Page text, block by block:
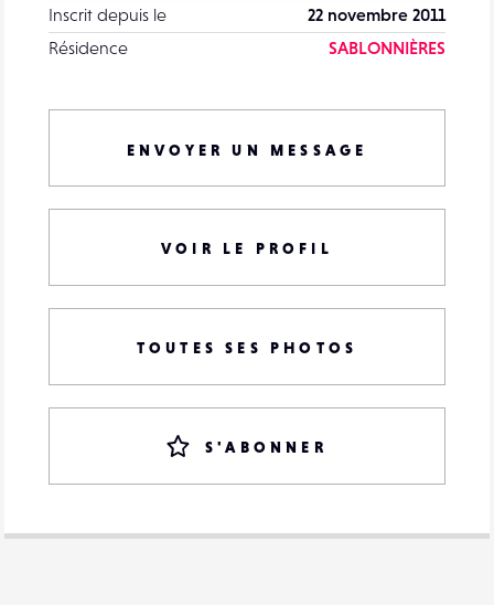
Inscrit depuis le
22 novembre 2011
Résidence
SABLONNIÈRES
ENVOYER UN MESSAGE
VOIR LE PROFIL
TOUTES SES PHOTOS
S'ABONNER